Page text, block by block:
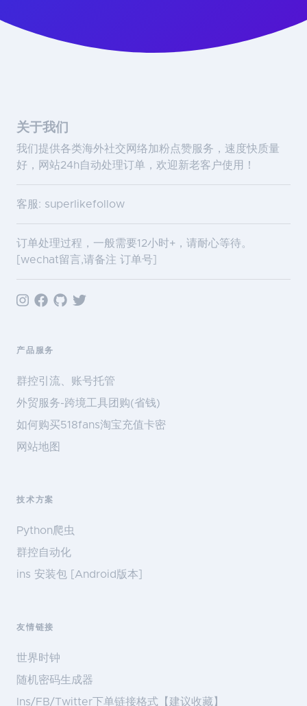
关于我们
我们提供各类海外社交网络加粉点赞服务，速度快质量
好，网站24h自动处理订单，欢迎新老客户使用！
客服: superlikefollow
订单处理过程，一般需要12小时+，请耐心等待。
[wechat留言,请备注 订单号]
产品服务
群控引流、账号托管
外贸服务-跨境工具团购(省钱)
如何购买518fans淘宝充值卡密
网站地图
技术方案
Python爬虫
群控自动化
ins 安装包 [Android版本]
友情链接
世界时钟
随机密码生成器
Ins/FB/Twitter下单链接格式【建议收藏】